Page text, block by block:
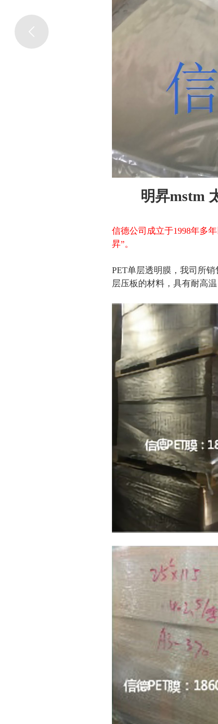
明昇mstm
信德公司成立于1998年多
昇”。
PET单层透明膜，我司所
层压板的材料，具有耐高